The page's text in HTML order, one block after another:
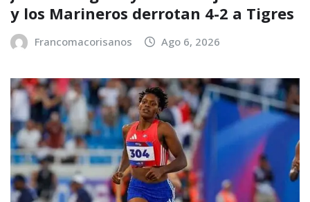
y los Marineros derrotan 4-2 a Tigres
Francomacorisanos Ago 6, 2026